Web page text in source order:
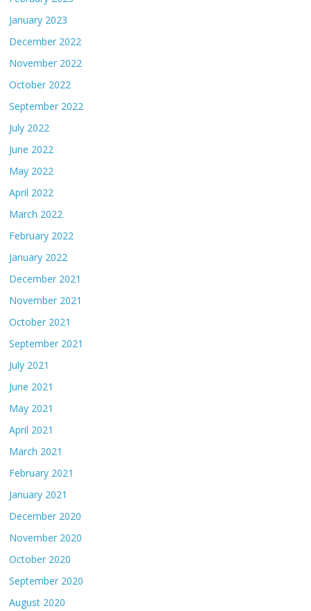
January 2023
December 2022
November 2022
October 2022
September 2022
July 2022
June 2022
May 2022
April 2022
March 2022
February 2022
January 2022
December 2021
November 2021
October 2021
September 2021
July 2021
June 2021
May 2021
April 2021
March 2021
February 2021
January 2021
December 2020
November 2020
October 2020
September 2020
August 2020